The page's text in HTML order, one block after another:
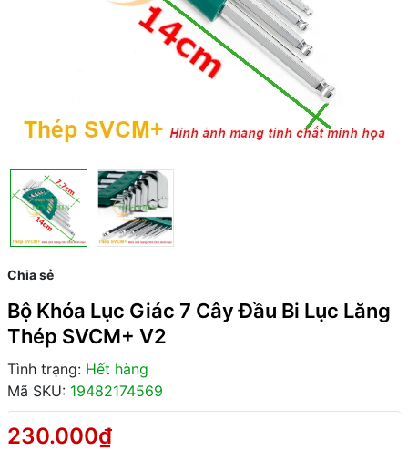
Chia sẻ
Bộ Khóa Lục Giác 7 Cây Đầu Bi Lục Lăng
Thép SVCM+ V2
Tình trạng: Hết hàng
Mã SKU: 19482174569
230.000₫